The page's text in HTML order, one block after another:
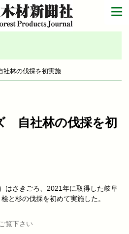
林の伐採を初実施
自社林の伐採を初
はさきごろ、2021年に取得した岐阜
と杉の伐採を初めて実施した。
覧下さい